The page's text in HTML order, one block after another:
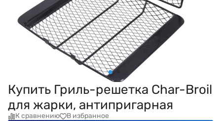
Купить Гриль-решетка Char-Broil
для жарки, антипригарная
К сравнению
В избранное